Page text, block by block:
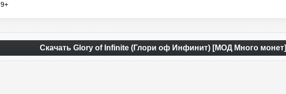
9+
Скачать Glory of Infinite (Глори оф Инфинит) [МОД Много монет]